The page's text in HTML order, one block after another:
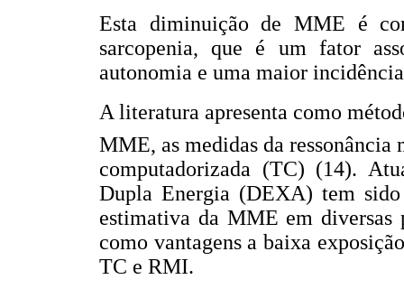
Esta diminuição de MME é
sarcopenia, que é um fator
autonomia e uma maior
A literatura apresenta como
MME, as medidas da
computadorizada (TC) (14).
Dupla Energia (DEXA) tem
estimativa da MME em diversas
como vantagens a baixa
TC e RMI.